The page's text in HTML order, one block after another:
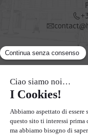
Ricevere le
ISCRIVITI